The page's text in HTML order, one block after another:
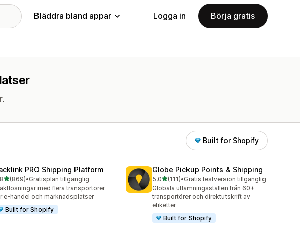
Bläddra bland appar Logga in Börja gratis
Built for Shopify
PRO Shipping Platform
av 5 stjärnor
(869)
recensioner totalt
•Gratisplan tillgänglig
med flera transportörer
e-handel och marknadsplatser
Built for Shopify
Globe Pickup Points & Shipping
5,0av 5 stjärnor
(111)
111 recensioner totalt
•Gratis testversion tillgänglig
Globala utlämningsställen från 60+
transportörer och direktutskrift av
etiketter
Built for Shopify